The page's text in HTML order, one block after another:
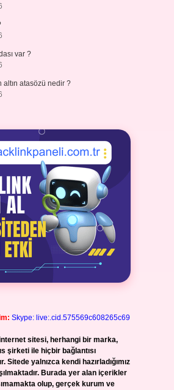
var ?
altın atasözü nedir ?
Skype: live:.cid.575569c608265c69
sitesi, herhangi bir marka,
şirketi ile hiçbir bağlantısı
Sitede yalnızca kendi hazırladığımız
Burada yer alan içerikler
olup, gerçek kurum ve